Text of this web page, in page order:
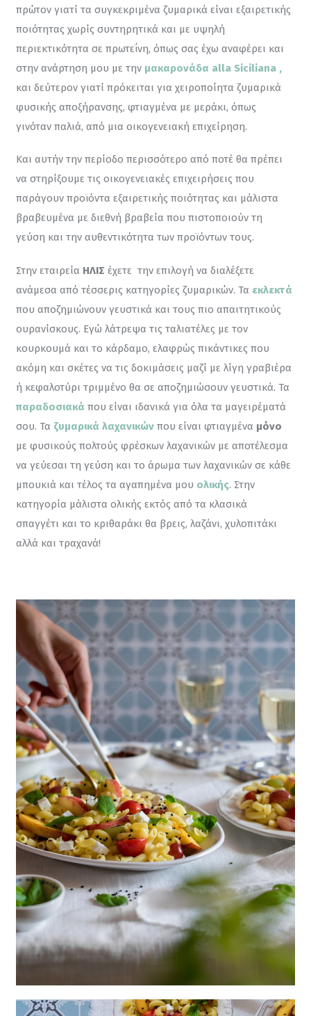
πρώτον γιατί τα συγκεκριμένα ζυμαρικά είναι εξαιρετικής
ποιότητας χωρίς συντηρητικά και με υψηλή
περιεκτικότητα σε πρωτεΐνη, όπως σας έχω αναφέρει και
στην ανάρτηση μου με την μακαρονάδα alla Siciliana ,
και δεύτερον γιατί πρόκειται για χειροποίητα ζυμαρικά
φυσικής αποξήρανσης, φτιαγμένα με μεράκι, όπως
γινόταν παλιά, από μια οικογενειακή επιχείρηση.
Και αυτήν την περίοδο περισσότερο από ποτέ θα πρέπει
να στηρίξουμε τις οικογενειακές επιχειρήσεις που
παράγουν προϊόντα εξαιρετικής ποιότητας και μάλιστα
βραβευμένα με διεθνή βραβεία που πιστοποιούν τη
γεύση και την αυθεντικότητα των προϊόντων τους.
Στην εταιρεία ΗΛΙΣ έχετε  την επιλογή να διαλέξετε
ανάμεσα από τέσσερις κατηγορίες ζυμαρικών. Τα εκλεκτά
που αποζημιώνουν γευστικά και τους πιο απαιτητικούς
ουρανίσκους. Εγώ λάτρεψα τις ταλιατέλες με τον
κουρκουμά και το κάρδαμο, ελαφρώς πικάντικες που
ακόμη και σκέτες να τις δοκιμάσεις μαζί με λίγη γραβιέρα
ή κεφαλοτύρι τριμμένο θα σε αποζημιώσουν γευστικά. Τα
παραδοσιακά που είναι ιδανικά για όλα τα μαγειρέματά
σου. Τα ζυμαρικά λαχανικών που είναι φτιαγμένα μόνο
με φυσικούς πολτούς φρέσκων λαχανικών με αποτέλεσμα
να γεύεσαι τη γεύση και το άρωμα των λαχανικών σε κάθε
μπουκιά και τέλος τα αγαπημένα μου ολικής. Στην
κατηγορία μάλιστα ολικής εκτός από τα κλασικά
σπαγγέτι και το κριθαράκι θα βρεις, λαζάνι, χυλοπιτάκι
αλλά και τραχανά!